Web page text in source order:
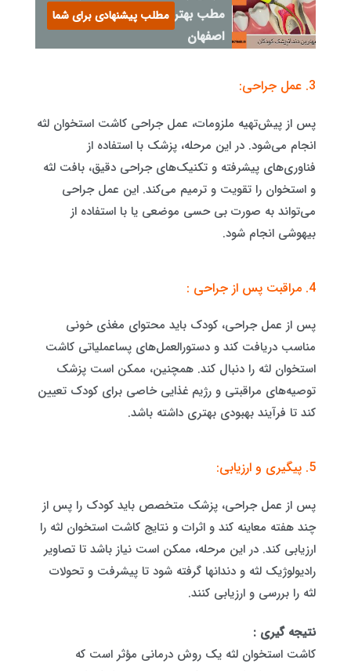
مطب بهترین دندانپزشک
اصفهان
مطلب پیشنهادی برای شما
3. عمل جراحی:
پس از پیش‌تهیه ملزومات، عمل جراحی کاشت استخوان لثه
انجام می‌شود. در این مرحله، پزشک با استفاده از
فناوری‌های پیشرفته و تکنیک‌های جراحی دقیق، بافت لثه
و استخوان را تقویت و ترمیم می‌کند. این عمل جراحی
می‌تواند به صورت بی حسی موضعی یا با استفاده از
بیهوشی انجام شود.
4. مراقبت پس از جراحی :
پس از عمل جراحی، کودک باید محتوای مغذی خونی
مناسب دریافت کند و دستورالعمل‌های پساعملیاتی کاشت
استخوان لثه را دنبال کند. همچنین، ممکن است پزشک
توصیه‌های مراقبتی و رژیم غذایی خاصی برای کودک تعیین
کند تا فرآیند بهبودی بهتری داشته باشد.
5. پیگیری و ارزیابی:
پس از عمل جراحی، پزشک متخصص باید کودک را پس از
چند هفته معاینه کند و اثرات و نتایج کاشت استخوان لثه را
ارزیابی کند. در این مرحله، ممکن است نیاز باشد تا تصاویر
رادیولوژیک لثه و دندانها گرفته شود تا پیشرفت و تحولات
لثه را بررسی و ارزیابی کنند.
نتیجه گیری :
کاشت استخوان لثه یک روش درمانی مؤثر است که